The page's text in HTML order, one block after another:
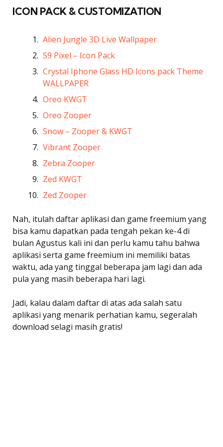
ICON PACK & CUSTOMIZATION
Alien Jungle 3D Live Wallpaper
S9 Pixel – Icon Pack
Crystal Iphone Glass HD Icons pack Theme
WALLPAPER
Oreo KWGT
Oreo Zooper
Snow – Zooper & KWGT
Vibrant Zooper
Zebra Zooper
Zed KWGT
Zed Zooper
Nah, itulah daftar aplikasi dan game freemium yang
bisa kamu dapatkan pada tengah pekan ke-4 di
bulan Agustus kali ini dan perlu kamu tahu bahwa
aplikasi serta game freemium ini memiliki batas
waktu, ada yang tinggal beberapa jam lagi dan ada
pula yang masih beberapa hari lagi.
Jadi, kalau dalam daftar di atas ada salah satu
aplikasi yang menarik perhatian kamu, segeralah
download selagi masih gratis!